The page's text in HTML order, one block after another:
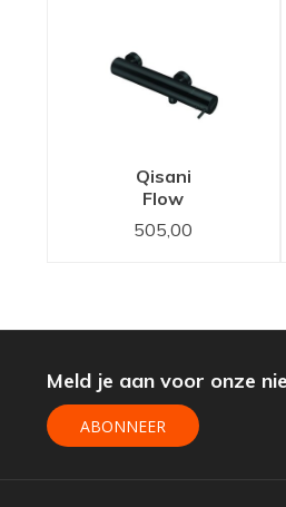
Qisani
Flow
douchethermostaat
Zwart
505,00
Meld je aan voor onze
ABONNEER